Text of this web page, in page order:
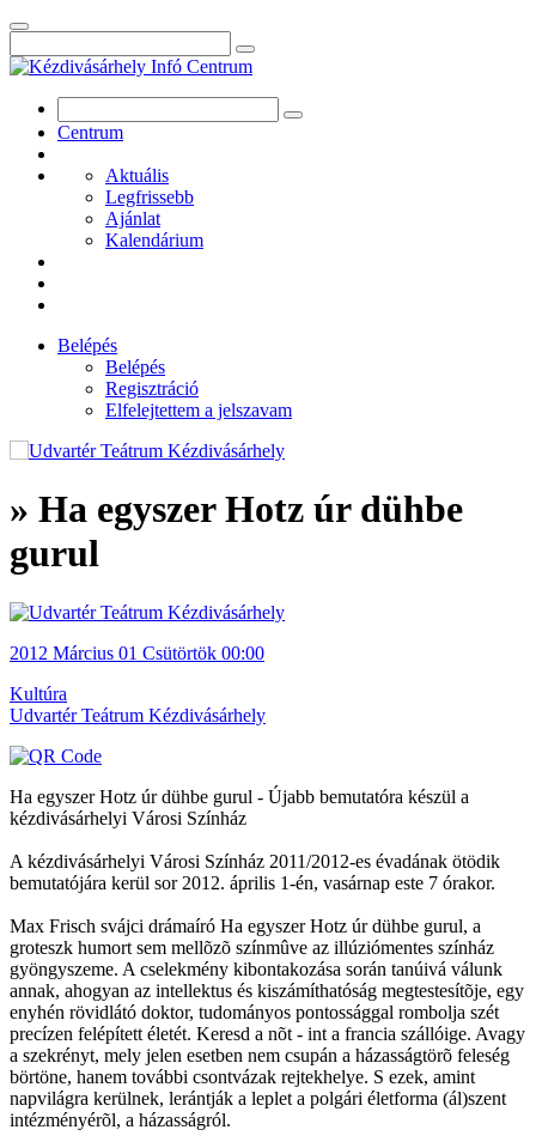
Centrum
Aktuális
Legfrissebb
Ajánlat
Kalendárium
Belépés
Belépés
Regisztráció
Elfelejtettem a jelszavam
» Ha egyszer Hotz úr dühbe
gurul
2012 Március 01 Csütörtök 00:00
Kultúra
Udvartér Teátrum Kézdivásárhely
Ha egyszer Hotz úr dühbe gurul - Újabb bemutatóra készül a
kézdivásárhelyi Városi Színház
A kézdivásárhelyi Városi Színház 2011/2012-es évadának ötödik
bemutatójára kerül sor 2012. április 1-én, vasárnap este 7 órakor.
Max Frisch svájci drámaíró Ha egyszer Hotz úr dühbe gurul, a
groteszk humort sem mellõzõ színmûve az illúziómentes színház
gyöngyszeme. A cselekmény kibontakozása során tanúivá válunk
annak, ahogyan az intellektus és kiszámíthatóság megtestesítõje, egy
enyhén rövidlátó doktor, tudományos pontossággal rombolja szét
precízen felépített életét. Keresd a nõt - int a francia szállóige. Avagy
a szekrényt, mely jelen esetben nem csupán a házasságtörõ feleség
börtöne, hanem további csontvázak rejtekhelye. S ezek, amint
napvilágra kerülnek, lerántják a leplet a polgári életforma (ál)szent
intézményérõl, a házasságról.